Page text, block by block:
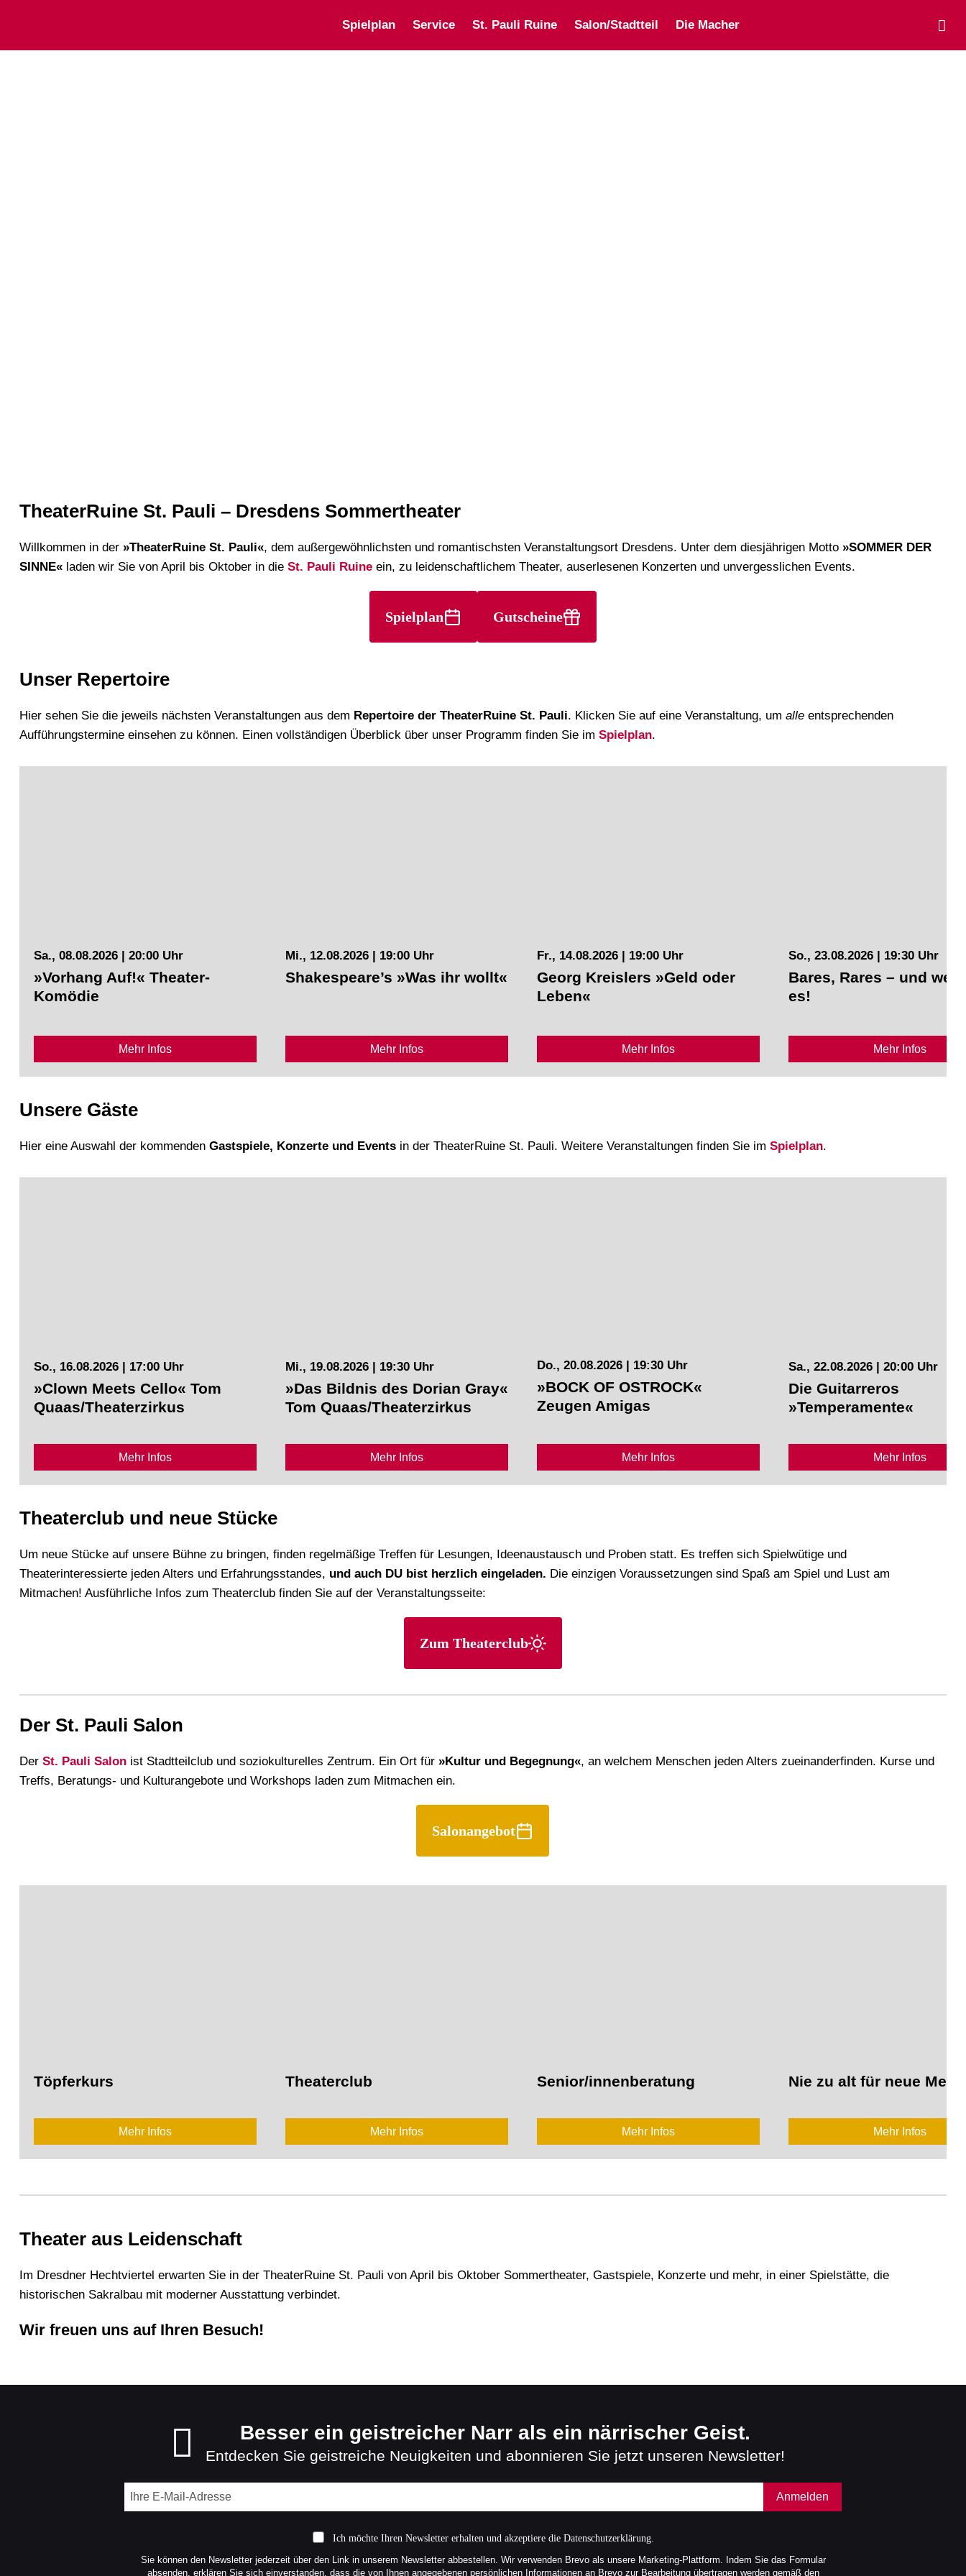
Spielplan Service St. Pauli Ruine Salon/Stadtteil Die Macher
TheaterRuine St. Pauli – Dresdens Sommertheater
Willkommen in der »TheaterRuine St. Pauli«, dem außergewöhnlichsten und romantischsten Veranstaltungsort Dresdens. Unter dem diesjährigen Motto »SOMMER DER
SINNE«laden wir Sie von April bis Oktober in die St. Pauli Ruineein, zu leidenschaftlichem Theater, auserlesenen Konzerten und unvergesslichen Events.
Spielplan Gutscheine
Unser Repertoire
Hier sehen Sie die jeweils nächsten Veranstaltungen aus dem Repertoire der TheaterRuine St. Pauli. Klicken Sie auf eine Veranstaltung, um alle entsprechenden
Aufführungstermine einsehen zu können. Einen vollständigen Überblick über unser Programm finden Sie im Spielplan.
Sa., 08.08.2026 | 20:00 Uhr
»Vorhang Auf!« Theater-
Komödie
Mehr Infos
Mi., 12.08.2026 | 19:00 Uhr
Shakespeare’s »Was ihr wollt«
Mehr Infos
Fr., 14.08.2026 | 19:00 Uhr
Georg Kreislers »Geld oder
Leben«
Mehr Infos
So., 23.08.2026 | 19:30 Uhr
Bares, Rares – und weg
es!
Mehr Infos
Unsere Gäste
Hier eine Auswahl der kommenden Gastspiele, Konzerte und Events in der TheaterRuine St. Pauli. Weitere Veranstaltungen finden Sie im Spielplan.
So., 16.08.2026 | 17:00 Uhr
»Clown Meets Cello« Tom
Quaas/Theaterzirkus
Mehr Infos
Mi., 19.08.2026 | 19:30 Uhr
»Das Bildnis des Dorian Gray«
Tom Quaas/Theaterzirkus
Mehr Infos
Do., 20.08.2026 | 19:30 Uhr
»BOCK OF OSTROCK«
Zeugen Amigas
Mehr Infos
Sa., 22.08.2026 | 20:00 Uhr
Die Guitarreros
»Temperamente«
Mehr Infos
Theaterclub und neue Stücke
Um neue Stücke auf unsere Bühne zu bringen, finden regelmäßige Treffen für Lesungen, Ideenaustausch und Proben statt. Es treffen sich Spielwütige und
Theaterinteressierte jeden Alters und Erfahrungsstandes, und auch DU bist herzlich eingeladen. Die einzigen Voraussetzungen sind Spaß am Spiel und Lust am
Mitmachen! Ausführliche Infos zum Theaterclub finden Sie auf der Veranstaltungsseite:
Zum Theaterclub
Der St. Pauli Salon
Der St. Pauli Salonist Stadtteilclub und soziokulturelles Zentrum. Ein Ort für »Kultur und Begegnung«, an welchem Menschen jeden Alters zueinanderfinden. Kurse und
Treffs, Beratungs- und Kulturangebote und Workshops laden zum Mitmachen ein.
Salonangebot
Töpferkurs
Mehr Infos
Theaterclub
Mehr Infos
Senior/innenberatung
Mehr Infos
Nie zu alt für neue
Mehr Infos
Theater aus Leidenschaft
Im Dresdner Hechtviertel erwarten Sie in der TheaterRuine St. Pauli von April bis Oktober Sommertheater, Gastspiele, Konzerte und mehr, in einer Spielstätte, die
historischen Sakralbau mit moderner Ausstattung verbindet.
Wir freuen uns auf Ihren Besuch!
Besser ein geistreicher Narr als ein närrischer Geist.
Entdecken Sie geistreiche Neuigkeiten und abonnieren Sie jetzt unseren Newsletter!
Anmelden
Ich möchte Ihren Newsletter erhalten und akzeptiere die Datenschutzerklärung.
Sie können den Newsletter jederzeit über den Link in unserem Newsletter abbestellen. Wir verwenden Brevo als unsere Marketing-Plattform. Indem Sie das Formular
absenden, erklären Sie sich einverstanden, dass die von Ihnen angegebenen persönlichen Informationen an Brevo zur Bearbeitung übertragen werden gemäß den